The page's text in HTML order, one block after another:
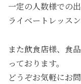
一定の人数様での
ライベートレッス
また飲食店様、食
っております。
どうぞお気軽にお